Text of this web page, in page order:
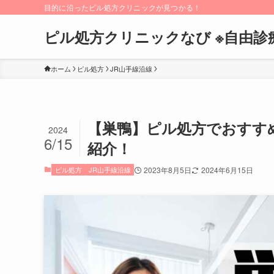
目的に沿ったピル処方クリニックが見つかる！
ピル処方クリニックなび ※自由診
ホーム ピル処方 JR山手線沿線
【巣鴨】ピル処方でおす
紹介！
2024
6/15
ピル処方 JR山手線沿線 2023年8月5日 2024年6月15日